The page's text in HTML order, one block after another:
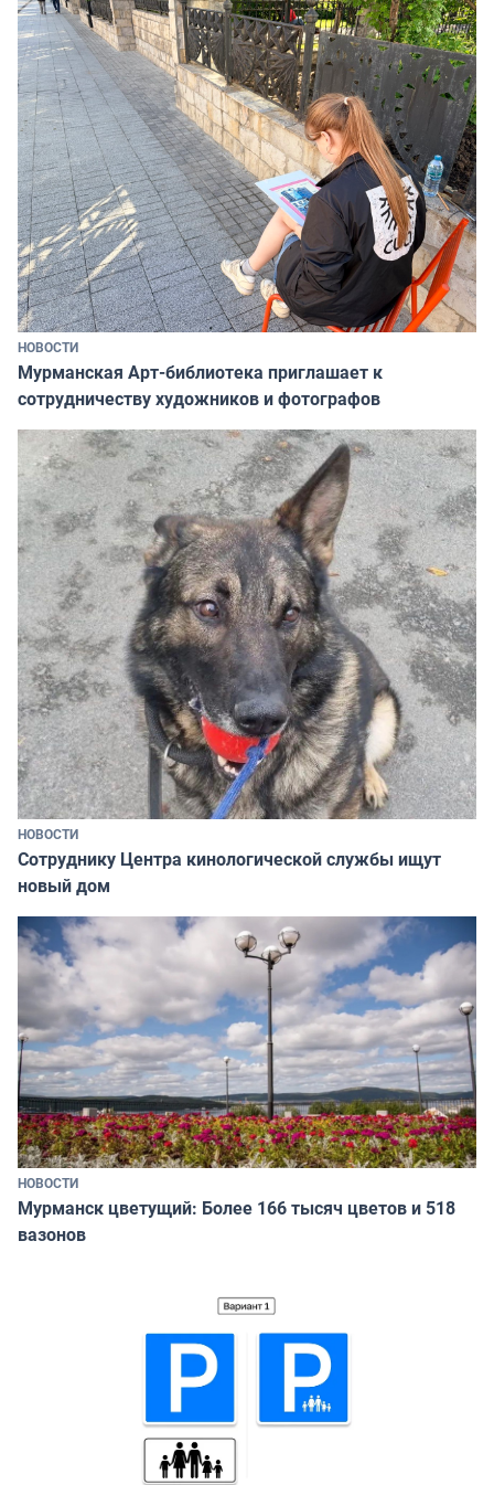
НОВОСТИ
Мурманская Арт-библиотека приглашает к
сотрудничеству художников и фотографов
НОВОСТИ
Сотруднику Центра кинологической службы ищут
новый дом
НОВОСТИ
Мурманск цветущий: Более 166 тысяч цветов и 518
вазонов